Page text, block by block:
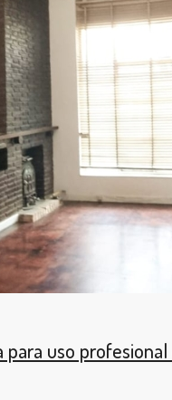
para uso